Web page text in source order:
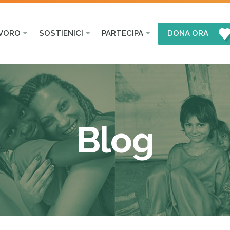
SOSTIENICI PARTECIPA DONA ORA
Blog